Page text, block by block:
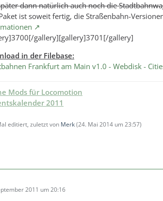
dann natürlich auch noch die
ist soweit fertig, die Straßenbahn-
gallery][gallery]3701[/gallery]
in der Filebase:
Frankfurt am Main v1.0 - Webdisk -
Mods für Locomotion
2011
editiert, zuletzt von Merk(24. Mai 2014 um 23:57)
2011 um 20:16